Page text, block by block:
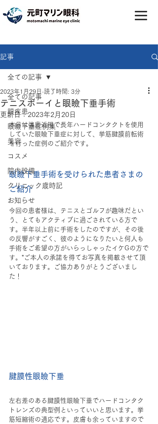
記事
全ての記事
眼疾患
眼瞼下垂症例集
美容
コスメ
院内設備
クリニック歳時記
お知らせ
全ての記事
テニスボーイと眼瞼下垂手術
2023年1月29日 読了時間: 3分
更新日：2023年2月20日
本日は強度近視で長年ハードコンタクトを使用
していた眼瞼下垂症に対して、挙筋腱膜前転術
を行った症例のご紹介です。
眼瞼下垂手術を受けられた患者さまの
ご紹介
今回の患者様は、テニスとゴルフが趣味だとい
う、とてもアクティブに過ごされている方で
す。半年以上前に手術をしたのですが、その後
の反響がすごく、彼のようになりたいと何人も
手術をご希望の方がいらっしゃったイケGの方で
す。*ご本人の承諾を得てお写真を掲載させて頂
いております。ご協力ありがとうございまし
た！
腱膜性眼瞼下垂
左右差のある腱膜性眼瞼下垂でハードコンタク
トレンズの典型例といっていいと思います。挙
筋短縮術の適応です。皮膚も余っていますので